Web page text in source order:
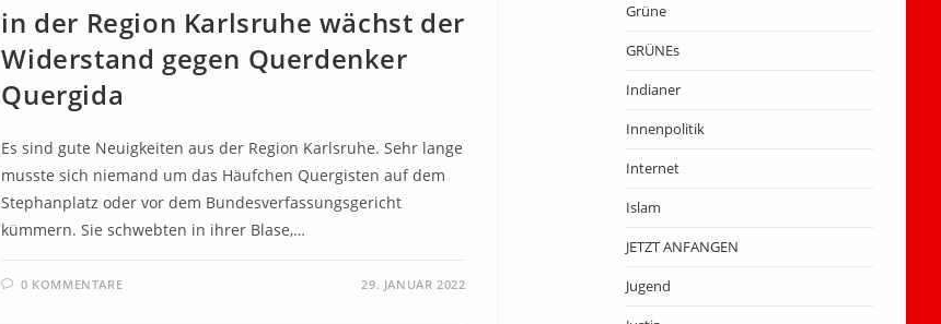
in der Region Karlsruhe wächst der
Widerstand gegen Querdenker
Quergida
Es sind gute Neuigkeiten aus der Region Karlsruhe. Sehr lange
musste sich niemand um das Häufchen Quergisten auf dem
Stephanplatz oder vor dem Bundesverfassungsgericht
kümmern. Sie schwebten in ihrer Blase,…
0 KOMMENTARE 29. JANUAR 2022
Grüne
GRÜNEs
Indianer
Innenpolitik
Internet
Islam
JETZT ANFANGEN
Jugend